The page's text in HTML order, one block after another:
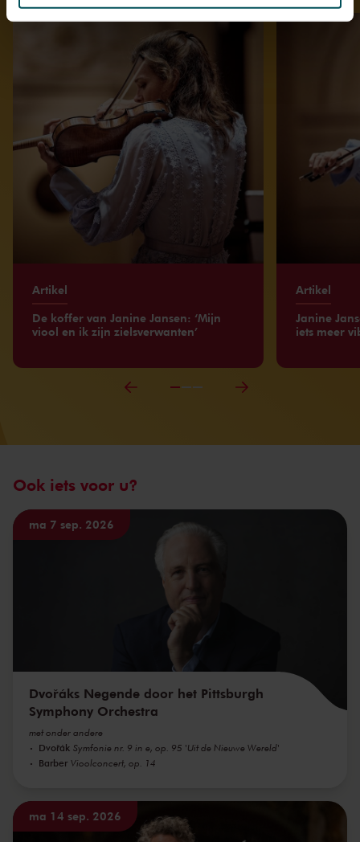
32 derden
kunnen ontvangen en verwerken.
Artikel
De koffer van Janine Jansen: ‘Mijn
viool en ik zijn zielsverwanten’
Artikel
Janine
iets meer
Ook iets voor u?
ma 7 sep. 2026
Dvořáks Negende door het Pittsburgh
Symphony Orchestra
met onder andere
Dvořák Symfonie nr. 9 in e, op. 95 'Uit de Nieuwe Wereld'
Barber Vioolconcert, op. 14
ma 14 sep. 2026